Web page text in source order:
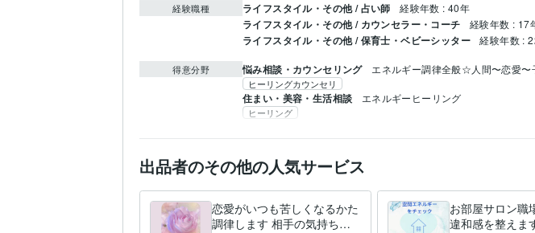
経験職種 ライフスタイル・その他 / 占い師 経験年数 : 40年
ライフスタイル・その他 / カウンセラー・コーチ 経験年数 : 17
ライフスタイル・その他 / 保育士・ベビーシッター 経験年数 :
得意分野 悩み相談・カウンセリング エネルギー調律全般☆人間〜恋愛〜
ヒーリングカウンセリ
住まい・美容・生活相談 エネルギーヒーリング
ヒーリング
出品者のその他の人気サービス
恋愛がいつも苦しくなるかた
調律します 相手の気持ちを
お部屋サロン職
違和感を整えま